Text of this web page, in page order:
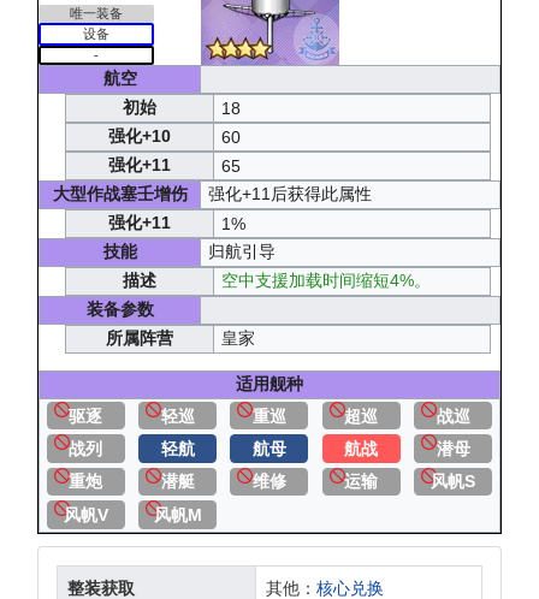
唯一装备
设备
-
航空
初始
18
强化+10
60
强化+11
65
大型作战塞壬增伤
强化+11后获得此属性
强化+11
1%
技能
归航引导
描述
空中支援加载时间缩短4%。
装备参数
所属阵营
皇家
适用舰种
驱逐
轻巡 重巡 超巡
战巡
战列
轻航 航母 航战
潜母
重炮
潜艇 维修 运输
风帆S
风帆V
风帆M
整装获取 其他： 核心兑换